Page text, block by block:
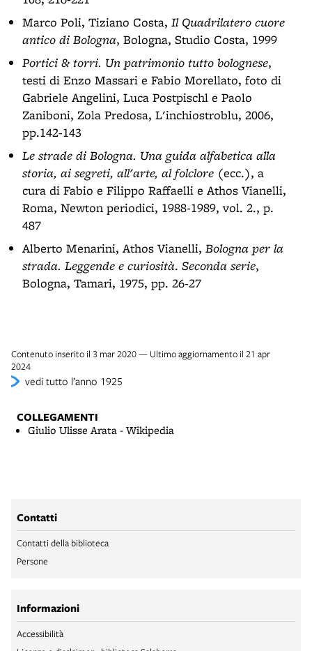
Marco Poli, Tiziano Costa, Il Quadrilatero cuore
antico di Bologna, Bologna, Studio Costa, 1999
Portici & torri. Un patrimonio tutto bolognese,
testi di Enzo Massari e Fabio Morellato, foto di
Gabriele Angelini, Luca Postpischl e Paolo
Zaniboni, Zola Predosa, L'inchiostroblu, 2006,
pp.142-143
Le strade di Bologna. Una guida alfabetica alla
storia, ai segreti, all'arte, al folclore (ecc.), a
cura di Fabio e Filippo Raffaelli e Athos Vianelli,
Roma, Newton periodici, 1988-1989, vol. 2., p.
487
Alberto Menarini, Athos Vianelli, Bologna per la
strada. Leggende e curiosità. Seconda serie,
Bologna, Tamari, 1975, pp. 26-27
Contenuto inserito il 3 mar 2020 — Ultimo aggiornamento il 21 apr
2024
vedi tutto l’anno 1925
COLLEGAMENTI
Giulio Ulisse Arata - Wikipedia
Contatti
Contatti della biblioteca
Persone
Informazioni
Accessibilità